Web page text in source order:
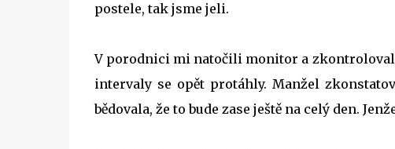
postele, tak jsme jeli.
V porodnici mi natočili monitor a zkontrolovali
intervaly se opět protáhly. Manžel
bědovala, že to bude zase ještě na celý den.